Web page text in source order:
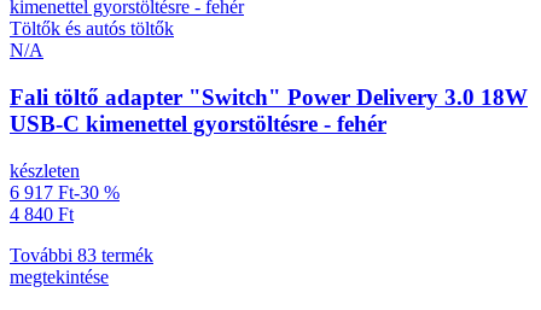
Töltők és autós töltők
N/A
Fali töltő adapter "Switch" Power Delivery 3.0 18W
USB-C kimenettel gyorstöltésre - fehér
készleten
6 917 Ft-30 %
4 840 Ft
További 83 termék
megtekintése